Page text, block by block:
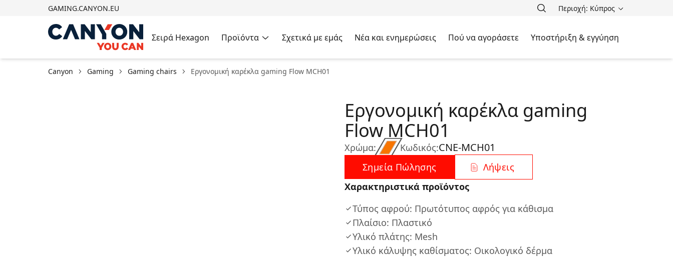
GAMING.CANYON.EU Περιοχή: Κύπρος
Σειρά Hexagon Προϊόντα Σχετικά με εμάς Νέα και ενημερώσεις Πού να αγοράσετε Υποστήριξη & εγγύηση
Canyon Gaming Gaming chairs Εργονομική καρέκλα gaming Flow MCH01
Χρώμα:
Εργονομική καρέκλα gaming
Flow MCH01
Κωδικός:CNE-MCH01
Σημεία Πώλησης
Λήψεις
Χαρακτηριστικά προϊόντος
Τύπος αφρού: Πρωτότυπος αφρός για κάθισμα
Πλαίσιο: Πλαστικό
Υλικό πλάτης: Mesh
Υλικό κάλυψης καθίσματος: Οικολογικό δέρμα